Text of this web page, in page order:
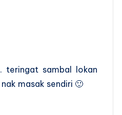
teringat sambal lokan
masak sendiri 🙂